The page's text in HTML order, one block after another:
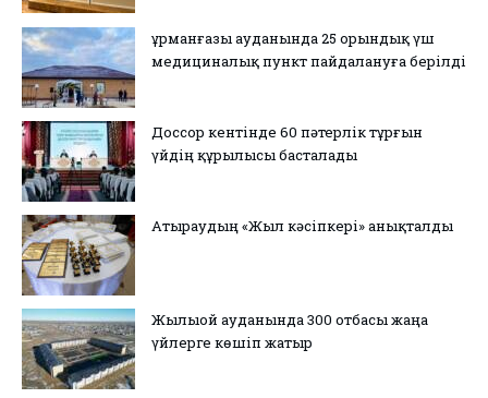
Құрманғазы ауданында 25 орындық үш
медициналық пункт пайдалануға берілді
Доссор кентінде 60 пәтерлік тұрғын
үйдің құрылысы басталады
Атыраудың «Жыл кәсіпкері» анықталды
Жылыой ауданында 300 отбасы жаңа
үйлерге көшіп жатыр